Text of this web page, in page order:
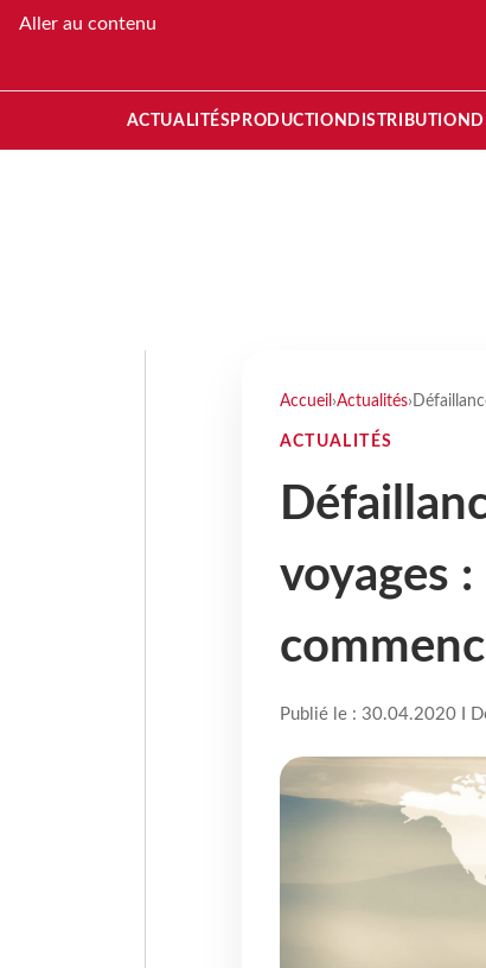
Aller au contenu
ACTUALITÉS PRODUCTION DISTRIBUTION
Accueil ›Actualités›
ACTUALITÉS
voyages :
Publié le : 30.04.2020 I